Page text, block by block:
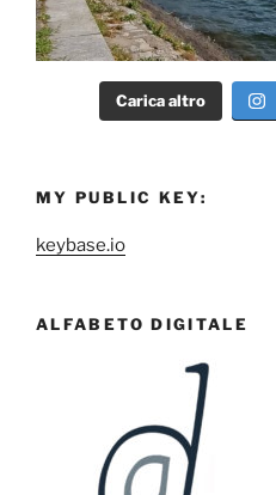
Carica altro
MY PUBLIC KEY:
keybase.io
ALFABETO DIGITALE